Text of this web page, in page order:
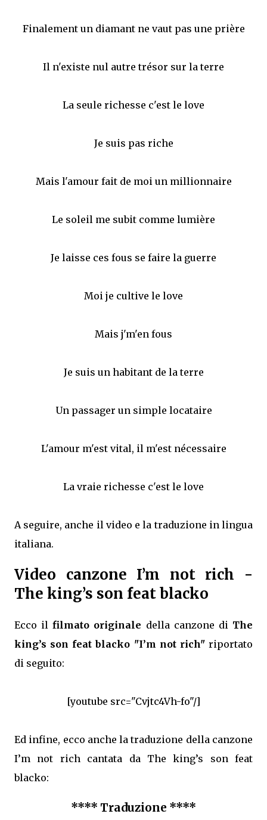
Finalement un diamant ne vaut pas une prière
Il n'existe nul autre trésor sur la terre
La seule richesse c'est le love
Je suis pas riche
Mais l'amour fait de moi un millionnaire
Le soleil me subit comme lumière
Je laisse ces fous se faire la guerre
Moi je cultive le love
Mais j'm'en fous
Je suis un habitant de la terre
Un passager un simple locataire
L'amour m'est vital, il m'est nécessaire
La vraie richesse c'est le love
A seguire, anche il video e la traduzione in lingua
italiana.
Video canzone I’m not rich -
The king’s son feat blacko
Ecco ilfilmato originale della canzone di The
king’s son feat blacko "I’m not rich"riportato
di seguito:
[youtube src="Cvjtc4Vh-fo"/]
Ed infine, ecco anche la traduzione della canzone
I’m not rich cantata da The king’s son feat
blacko:
**** Traduzione ****